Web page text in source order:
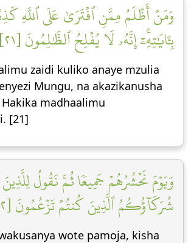
وَمَنۡ أَظۡلَمُ مِمَّنِ ٱفۡتَرَىٰ عَلَى ٱللَّهِ
بِـَٔايَٰتِهِۦٓۚ إِنَّهُۥ لَا يُفۡلِحُ ٱلظَّٰلِمُونَ [٢١]
zaidi kuliko anaye mzulia
Mungu, na akazikanusha
Hakika madhaalimu
[21]
وَيَوۡمَ نَحۡشُرُهُمۡ جَمِيعٗا ثُمَّ نَقُولُ
شُرَكَآؤُكُمُ ٱلَّذِينَ كُنتُمۡ تَزۡعُمُونَ [٢٢]
wote pamoja, kisha